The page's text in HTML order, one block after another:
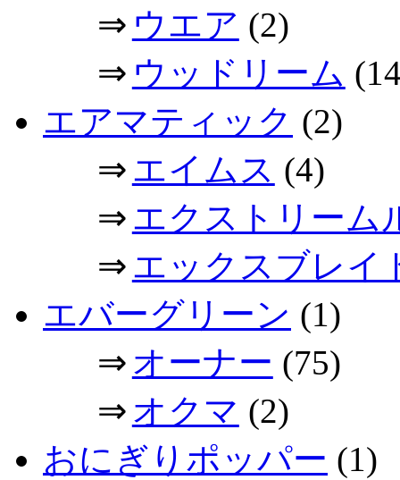
⇒ ウエア (2)
⇒ ウッドリーム
エアマティック (2)
⇒ エイムス (4)
⇒ エクストリーム
⇒ エックスブレイ
エバーグリーン (1)
⇒ オーナー (75)
⇒ オクマ (2)
おにぎりポッパー (1)